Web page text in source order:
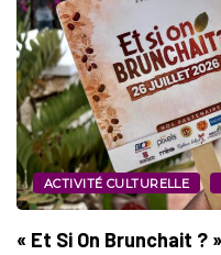
SPORT
Jeux d’Amérique
July 29, 2026